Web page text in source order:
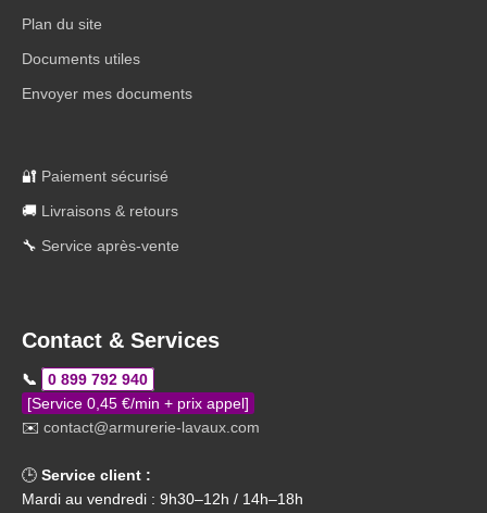
Plan du site
Documents utiles
Envoyer mes documents
🔐 Paiement sécurisé
🚚 Livraisons & retours
🔧 Service après-vente
Contact & Services
📞
0 899 792 940
[Service 0,45 €/min + prix appel]
✉️ contact@armurerie-lavaux.com
🕒 Service client :
Mardi au vendredi : 9h30–12h / 14h–18h